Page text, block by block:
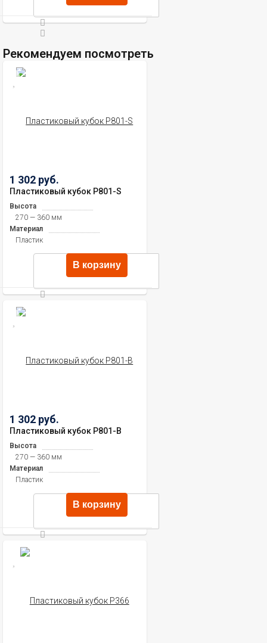
Рекомендуем посмотреть
1 302 руб.
Пластиковый кубок P801-S
Высота
270 — 360 мм
Материал
Пластик
В корзину
1 302 руб.
Пластиковый кубок P801-B
Высота
270 — 360 мм
Материал
Пластик
В корзину